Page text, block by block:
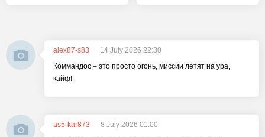
alex87-s83
14 July 2026 22:30
Коммандос – это просто огонь, миссии летят на ура,
кайф!
as5-kar873
8 July 2026 01:00